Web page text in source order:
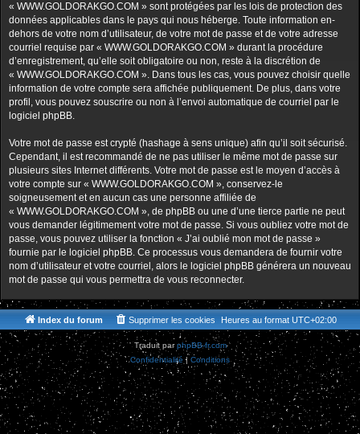
« WWW.GOLDORAKGO.COM » sont protégées par les lois de protection des
données applicables dans le pays qui nous héberge. Toute information en-
dehors de votre nom d’utilisateur, de votre mot de passe et de votre adresse
courriel requise par « WWW.GOLDORAKGO.COM » durant la procédure
d’enregistrement, qu’elle soit obligatoire ou non, reste à la discrétion de
« WWW.GOLDORAKGO.COM ». Dans tous les cas, vous pouvez choisir quelle
information de votre compte sera affichée publiquement. De plus, dans votre
profil, vous pouvez souscrire ou non à l’envoi automatique de courriel par le
logiciel phpBB.
Votre mot de passe est crypté (hashage à sens unique) afin qu’il soit sécurisé.
Cependant, il est recommandé de ne pas utiliser le même mot de passe sur
plusieurs sites Internet différents. Votre mot de passe est le moyen d’accès à
votre compte sur « WWW.GOLDORAKGO.COM », conservez-le
soigneusement et en aucun cas une personne affiliée de
« WWW.GOLDORAKGO.COM », de phpBB ou une d’une tierce partie ne peut
vous demander légitimement votre mot de passe. Si vous oubliez votre mot de
passe, vous pouvez utiliser la fonction « J’ai oublié mon mot de passe »
fournie par le logiciel phpBB. Ce processus vous demandera de fournir votre
nom d’utilisateur et votre courriel, alors le logiciel phpBB générera un nouveau
mot de passe qui vous permettra de vous reconnecter.
Index du forum Heures au format UTC+02:00
Supprimer les cookies
Traduit parphpBB-fr.com
Confidentialité | Conditions